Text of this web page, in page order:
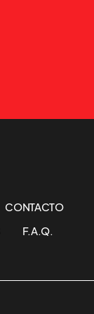
CONTACTO
F.A.Q.